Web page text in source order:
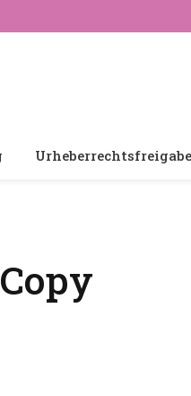
Urheberrechtsfreigabe